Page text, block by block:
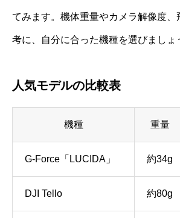
てみます。機体重量やカメラ解像度、
考に、自分に合った機種を選びましょ
人気モデルの比較表
機種 重量
G-Force「LUCIDA」 約34g
DJI Tello 約80g